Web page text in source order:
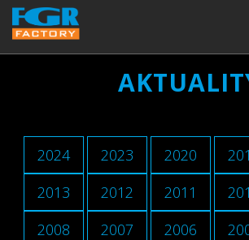
2024 2023 2020
2013
2012 2011
2008
2007 2006